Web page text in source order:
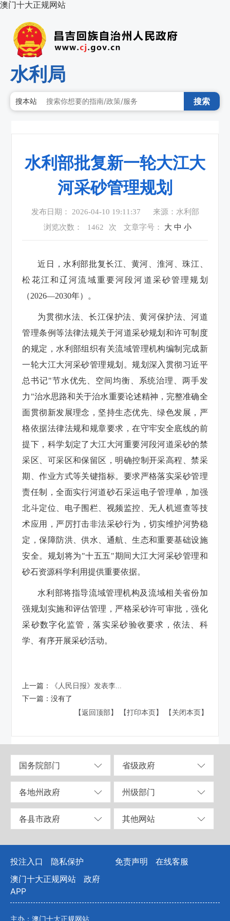
澳门十大正规网站
水利局
搜本站 搜索
水利部批复新一轮大江大
河采砂管理规划
发布日期： 2026-04-10 19:11:37
来源：水利部
浏览次数：
1462 次 文章字号： 大 中 小
近日，水利部批复长江、黄河、淮河、珠江、
松花江和辽河流域重要河段河道采砂管理规划
（2026—2030年）。
为贯彻水法、长江保护法、黄河保护法、河道
管理条例等法律法规关于河道采砂规划和许可制度
的规定，水利部组织有关流域管理机构编制完成新
一轮大江大河采砂管理规划。规划深入贯彻习近平
总书记"节水优先、空间均衡、系统治理、两手发
力"治水思路和关于治水重要论述精神，完整准确全
面贯彻新发展理念，坚持生态优先、绿色发展，严
格依据法律法规和规章要求，在守牢安全底线的前
提下，科学划定了大江大河重要河段河道采砂的禁
采区、可采区和保留区，明确控制开采高程、禁采
期、作业方式等关键指标。要求严格落实采砂管理
责任制，全面实行河道砂石采运电子管理单，加强
北斗定位、电子围栏、视频监控、无人机巡查等技
术应用，严厉打击非法采砂行为，切实维护河势稳
定，保障防洪、供水、通航、生态和重要基础设施
安全。规划将为"十五五"期间大江大河采砂管理和
砂石资源科学利用提供重要依据。
水利部将指导流域管理机构及流域相关省份加
强规划实施和评估管理，严格采砂许可审批，强化
采砂数字化监管，落实采砂验收要求，依法、科
学、有序开展采砂活动。
上一篇：
《人民日报》发表李...
下一篇：没有了
【返回顶部】
【打印本页】 【关闭本页】
国务院部门 省级政府
各地州政府 州级部门
各县市政府 其他网站
投注入口 隐私保护 免责声明
在线客服
澳门十大正规网站
政府
APP
主办：澳门十大正规网站